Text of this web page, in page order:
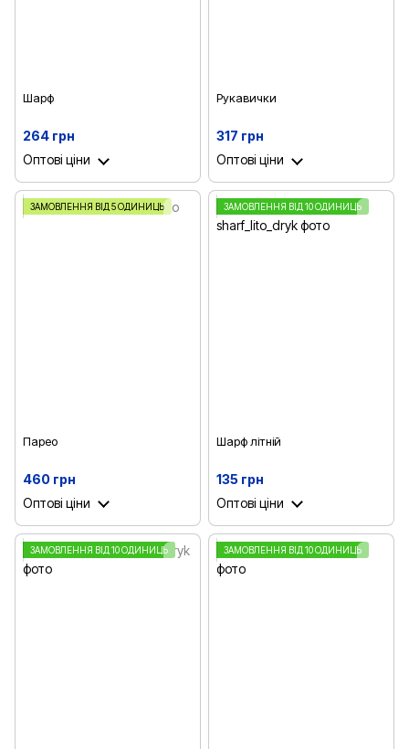
Шарф
264 грн
Оптові ціни
Рукавички
317 грн
Оптові ціни
ЗАМОВЛЕННЯ ВІД 5 ОДИНИЦЬ
Парео
460 грн
Оптові ціни
ЗАМОВЛЕННЯ ВІД 10 ОДИНИЦЬ
Шарф літній
135 грн
Оптові ціни
ЗАМОВЛЕННЯ ВІД 10 ОДИНИЦЬ ЗАМОВЛЕННЯ ВІД 10 ОДИНИЦЬ